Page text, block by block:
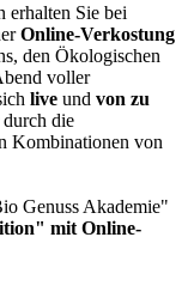
erhalten Sie bei
Online-Verkostung
den Ökologischen
voller
live und von zu
die
Kombinationen von
Genuss Akademie"
mit Online-